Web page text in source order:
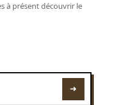
à présent découvrir le